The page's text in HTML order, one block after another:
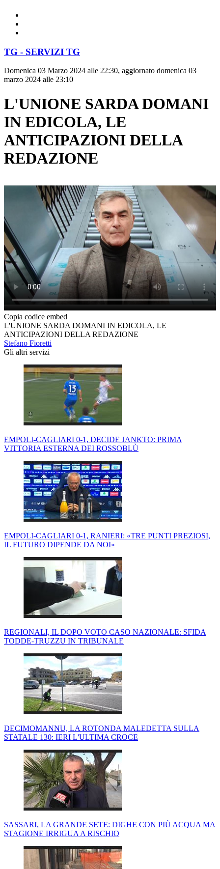
TG - SERVIZI TG
Domenica 03 Marzo 2024 alle 22:30, aggiornato domenica 03
marzo 2024 alle 23:10
L'UNIONE SARDA DOMANI
IN EDICOLA, LE
ANTICIPAZIONI DELLA
REDAZIONE
Copia codice embed
L'UNIONE SARDA DOMANI IN EDICOLA, LE
ANTICIPAZIONI DELLA REDAZIONE
Stefano Fioretti
Gli altri servizi
EMPOLI-CAGLIARI 0-1, DECIDE JANKTO: PRIMA
VITTORIA ESTERNA DEI ROSSOBLÙ
EMPOLI-CAGLIARI 0-1, RANIERI: «TRE PUNTI PREZIOSI,
IL FUTURO DIPENDE DA NOI»
REGIONALI, IL DOPO VOTO CASO NAZIONALE: SFIDA
TODDE-TRUZZU IN TRIBUNALE
DECIMOMANNU, LA ROTONDA MALEDETTA SULLA
STATALE 130: IERI L'ULTIMA CROCE
SASSARI, LA GRANDE SETE: DIGHE CON PIÙ ACQUA MA
STAGIONE IRRIGUA A RISCHIO